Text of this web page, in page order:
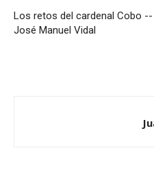
Los retos del cardenal Cobo --
José Manuel Vidal